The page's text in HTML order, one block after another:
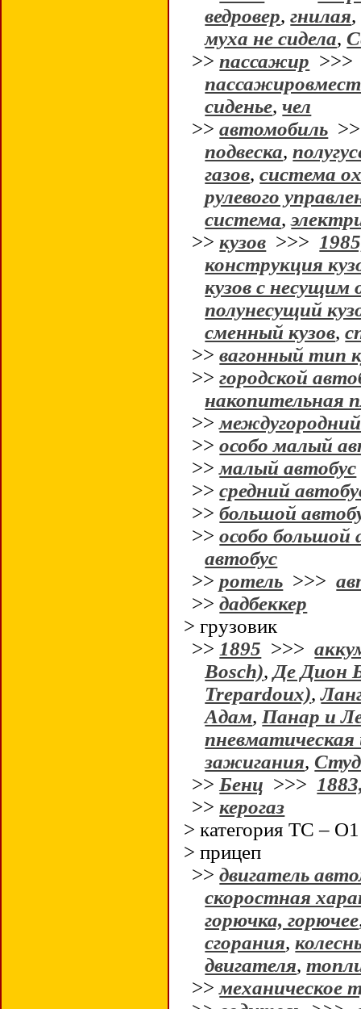
ведровер,гнилая,
муха не сидела,
>>пассажир
сиденье,чел
>>автомобиль
подвеска,
газов,система
рулевого
система,
>>кузов >>>
конструкция
кузов с несущим
полунесущий
сменный кузов,
>>вагонный тип
>>городской
накопительная
>>междугородний
>>особо малый
>>малый автобус
>>средний
>>большой
>>особо большой
автобус
>>ротель >>>
>>дадбеккер
> грузовик
>> 1895 >>>
Bosch),Де Дион
Trepardoux),
Адам, Панар и
зажигания,
>> Бенц >>>
>>керогаз
> категория ТС –
> прицеп
>>двигатель
скоростная
горючка, горючее
сгорания,
двигателя,
>>механическое